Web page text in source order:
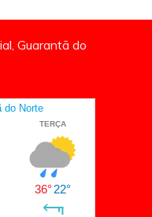
Guarantã do